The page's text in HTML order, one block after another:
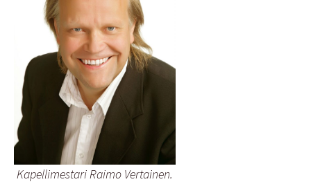
Kapellimestari Raimo Vertainen.